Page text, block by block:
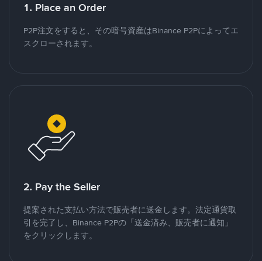
1. Place an Order
P2P注文をすると、その暗号資産はBinance P2Pによってエ
スクローされます。
2. Pay the Seller
提案された支払い方法で販売者に送金します。法定通貨取
引を完了し、Binance P2Pの「送金済み、販売者に通知」
をクリックします。